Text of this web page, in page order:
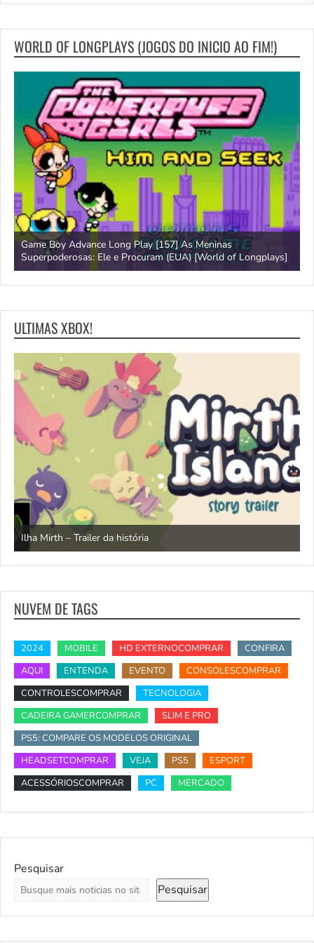
WORLD OF LONGPLAYS (JOGOS DO INICIO AO FIM!)
Game Boy Advance Long Play [157] As Meninas
Superpoderosas: Ele e Procuram (EUA) [World of Longplays]
ULTIMAS XBOX!
Ilha Mirth – Trailer da história
NUVEM DE TAGS
2024 MOBILE HD EXTERNOCOMPRAR
CONFIRA
AQUI
ENTENDA EVENTO
CONSOLESCOMPRAR
CONTROLESCOMPRAR
TECNOLOGIA
CADEIRA GAMERCOMPRAR
SLIM E PRO
PS5: COMPARE OS MODELOS ORIGINAL
HEADSETCOMPRAR
VEJA PS5
ESPORT
ACESSÓRIOSCOMPRAR
PC MERCADO
Pesquisar
Pesquisar